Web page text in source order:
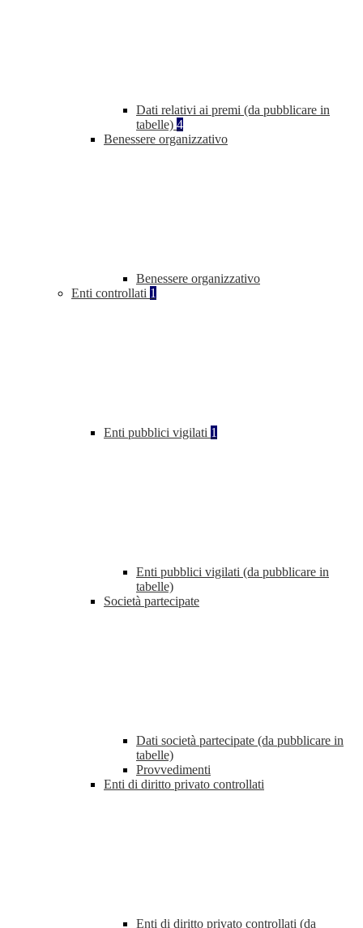
Dati relativi ai premi (da pubblicare in
tabelle) 4
Benessere organizzativo
Benessere organizzativo
Enti controllati 1
Enti pubblici vigilati 1
Enti pubblici vigilati (da pubblicare in
tabelle)
Società partecipate
Dati società partecipate (da pubblicare in
tabelle)
Provvedimenti
Enti di diritto privato controllati
Enti di diritto privato controllati (da